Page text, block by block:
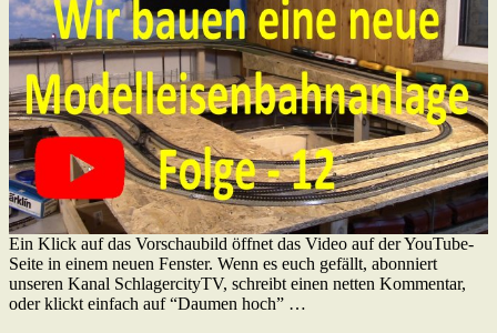
Ein Klick auf das Vorschaubild öffnet das Video auf der YouTube-
Seite in einem neuen Fenster. Wenn es euch gefällt, abonniert
unseren Kanal SchlagercityTV, schreibt einen netten Kommentar,
oder klickt einfach auf “Daumen hoch” …